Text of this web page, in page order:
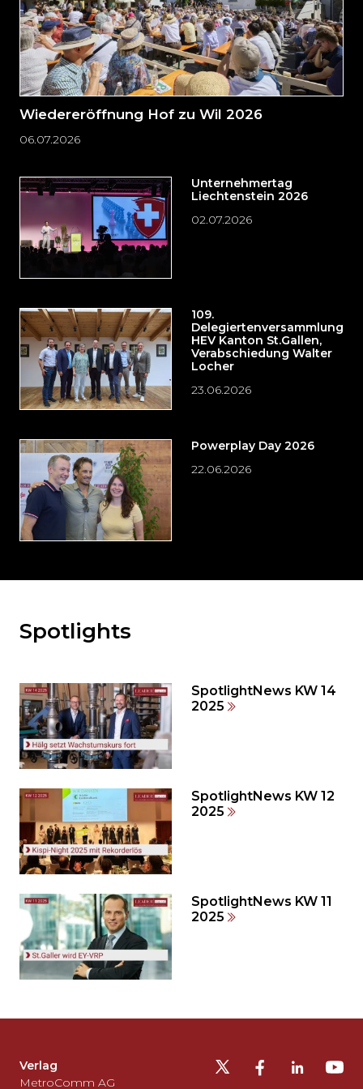
Wiedereröffnung Hof zu Wil 2026
06.07.2026
Unternehmertag
Liechtenstein 2026
02.07.2026
109.
Delegiertenversammlung
HEV Kanton St.Gallen,
Verabschiedung Walter
Locher
23.06.2026
Powerplay Day 2026
22.06.2026
Möchten
den
weiteren
Inhalt
auslassen
und
zum
Seitenende
springen?
Spotlights
SpotlightNews KW 14
2025
SpotlightNews KW 12
2025
SpotlightNews KW 11
2025
auslassen
und
Verlag
MetroComm AG